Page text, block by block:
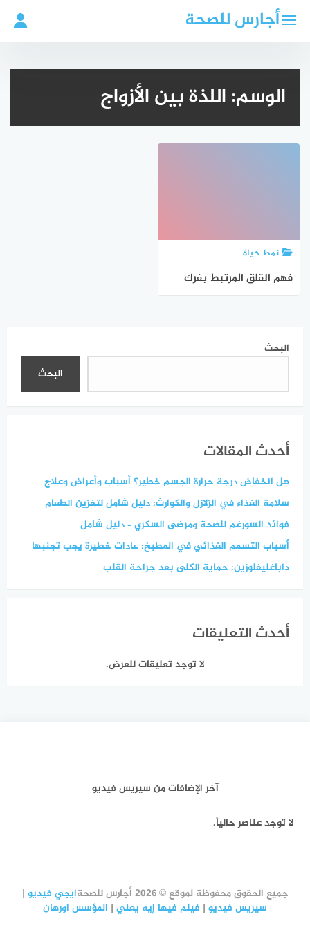
أجارس للصحة
الوسم:اللذة بين الأزواج
نمط حياة
فهم القلق المرتبط بفرك
البحث
البحث
أحدث المقالات
هل انخفاض درجة حرارة الجسم خطير؟ أسباب وأعراض وعلاج
سلامة الغذاء في الزلازل والكوارث: دليل شامل لتخزين الطعام
فوائد السورغم للصحة ومرضى السكري – دليل شامل
أسباب التسمم الغذائي في المطبخ: عادات خطيرة يجب تجنبها
داباغليفلوزين: حماية الكلى بعد جراحة القلب
أحدث التعليقات
لا توجد تعليقات للعرض.
آخر الإضافات من سيريس فيديو
لا توجد عناصر حالياً.
جميع الحقوق محفوظة لموقع © 2026 أجارس للصحة ايجي فيديو |
سيريس فيديو | فيلم فيها إيه يعني | المؤسس اورهان